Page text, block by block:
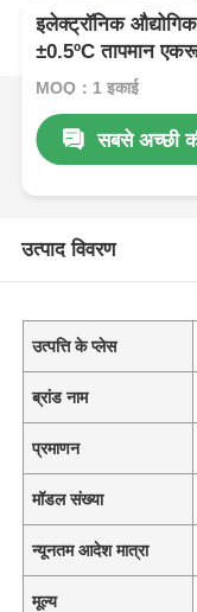
इलेक्ट्रॉनिक
±0.5ºC तापमान
के साथ UP-6125
MOQ：1 इकाई
सबसे अच्छी
उत्पाद विवरण
उत्पत्ति के प्लेस
ब्रांड नाम
प्रमाणन
मॉडल संख्या
न्यूनतम आदेश मात्रा
मूल्य